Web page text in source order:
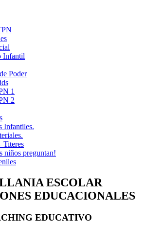
Infantil
Poder
1
2
Infantiles.
Titeres
niños preguntan!
ESCOLAR
EDUCACIONALES
EDUCATIVO